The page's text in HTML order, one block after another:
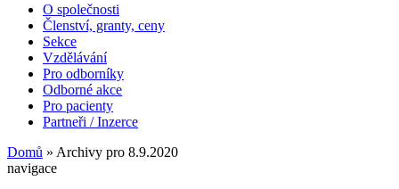
O společnosti
Členství, granty, ceny
Sekce
Vzdělávání
Pro odborníky
Odborné akce
Pro pacienty
Partneři / Inzerce
Domů » Archivy pro 8.9.2020
navigace